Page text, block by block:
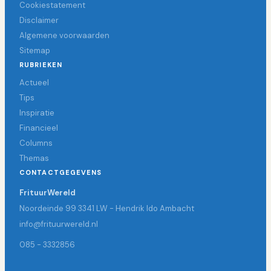
Cookiestatement
Disclaimer
Algemene voorwaarden
Sitemap
RUBRIEKEN
Actueel
Tips
Inspiratie
Financieel
Columns
Themas
CONTACTGEGEVENS
FrituurWereld
Noordeinde 99 3341 LW - Hendrik Ido Ambacht
info@frituurwereld.nl
085 - 3332856